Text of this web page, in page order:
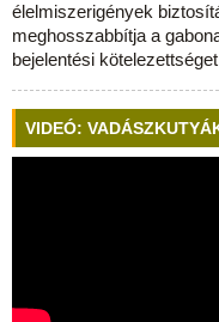
élelmiszerigények
meghosszabbítja a
bejelentési
VIDEÓ: